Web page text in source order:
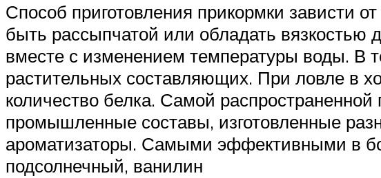
Способ приготовления прикормки зависти
быть рассыпчатой или обладать вязкостью
вместе с изменением температуры воды. В
растительных составляющих. При ловле в
количество белка. Самой
промышленные составы, изготовленные
ароматизаторы. Самыми эффективными в
подсолнечный, ванилин